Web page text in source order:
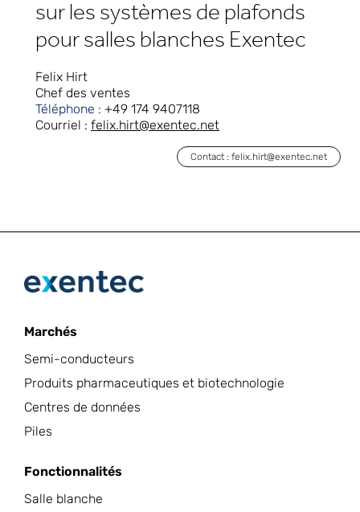
sur les systèmes de plafonds
pour salles blanches Exentec
Felix Hirt
Chef des ventes
Téléphone : +49 174 9407118
Courriel : felix.hirt@exentec.net
Contact : felix.hirt@exentec.net
Marchés
Semi-conducteurs
Produits pharmaceutiques et biotechnologie
Centres de données
Piles
Fonctionnalités
Salle blanche